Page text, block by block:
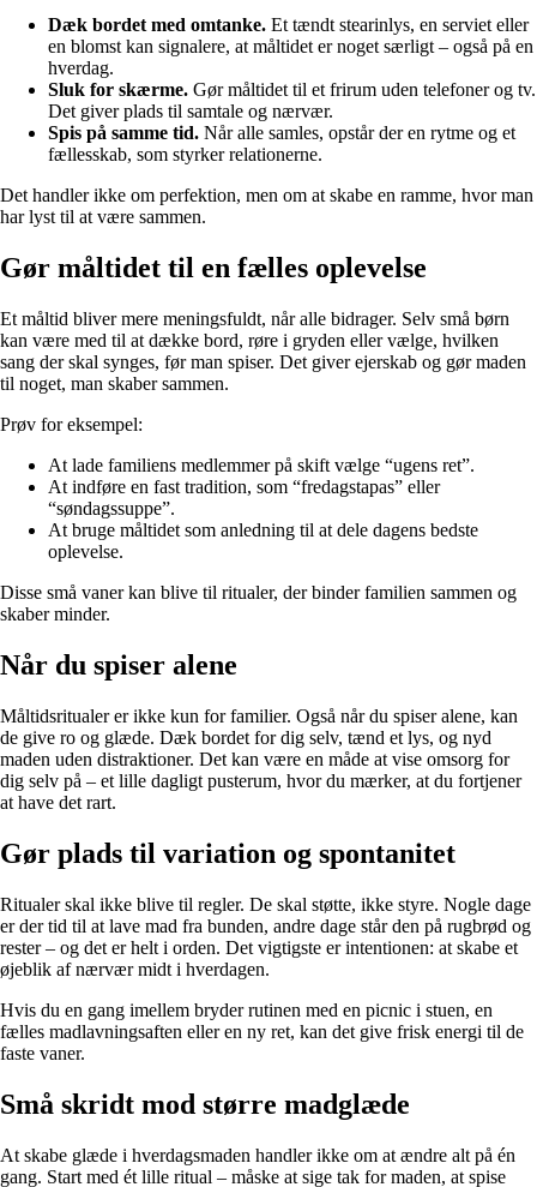
Dæk bordet med omtanke. Et tændt stearinlys, en serviet eller
en blomst kan signalere, at måltidet er noget særligt – også på en
hverdag.
Sluk for skærme. Gør måltidet til et frirum uden telefoner og tv.
Det giver plads til samtale og nærvær.
Spis på samme tid. Når alle samles, opstår der en rytme og et
fællesskab, som styrker relationerne.
Det handler ikke om perfektion, men om at skabe en ramme, hvor man
har lyst til at være sammen.
Gør måltidet til en fælles oplevelse
Et måltid bliver mere meningsfuldt, når alle bidrager. Selv små børn
kan være med til at dække bord, røre i gryden eller vælge, hvilken
sang der skal synges, før man spiser. Det giver ejerskab og gør maden
til noget, man skaber sammen.
Prøv for eksempel:
At lade familiens medlemmer på skift vælge “ugens ret”.
At indføre en fast tradition, som “fredagstapas” eller
“søndagssuppe”.
At bruge måltidet som anledning til at dele dagens bedste
oplevelse.
Disse små vaner kan blive til ritualer, der binder familien sammen og
skaber minder.
Når du spiser alene
Måltidsritualer er ikke kun for familier. Også når du spiser alene, kan
de give ro og glæde. Dæk bordet for dig selv, tænd et lys, og nyd
maden uden distraktioner. Det kan være en måde at vise omsorg for
dig selv på – et lille dagligt pusterum, hvor du mærker, at du fortjener
at have det rart.
Gør plads til variation og spontanitet
Ritualer skal ikke blive til regler. De skal støtte, ikke styre. Nogle dage
er der tid til at lave mad fra bunden, andre dage står den på rugbrød og
rester – og det er helt i orden. Det vigtigste er intentionen: at skabe et
øjeblik af nærvær midt i hverdagen.
Hvis du en gang imellem bryder rutinen med en picnic i stuen, en
fælles madlavningsaften eller en ny ret, kan det give frisk energi til de
faste vaner.
Små skridt mod større madglæde
At skabe glæde i hverdagsmaden handler ikke om at ændre alt på én
gang. Start med ét lille ritual – måske at sige tak for maden, at spise